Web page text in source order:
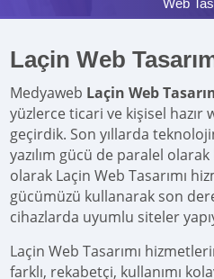
Web
Laçin Web
Medyaweb Laçin Web
yüzlerce ticari ve kişisel hazır
geçirdik. Son yıllarda
yazılım gücü de paralel
olarak Laçin Web Tasarımı
gücümüzü kullanarak son
cihazlarda uyumlu siteler
Laçin Web Tasarımı
farklı, rekabetçi, kullanımı